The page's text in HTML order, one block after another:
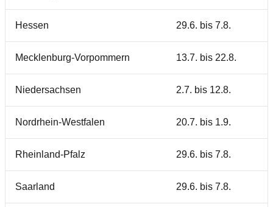
Hessen 29.6. bis 7.8.
Mecklenburg-Vorpommern 13.7. bis 22.8.
Niedersachsen 2.7. bis 12.8.
Nordrhein-Westfalen 20.7. bis 1.9.
Rheinland-Pfalz 29.6. bis 7.8.
Saarland 29.6. bis 7.8.